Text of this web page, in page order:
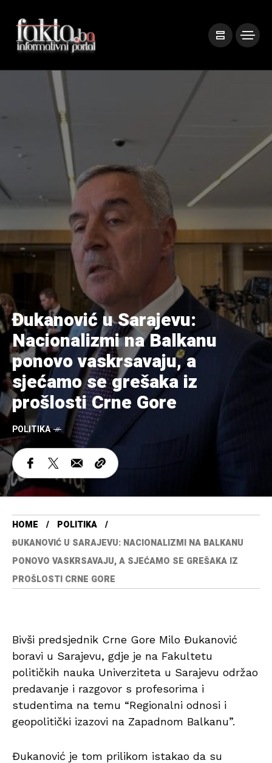
Đukanović u Sarajevu:
Nacionalizmi na Balkanu
ponovo vaskrsavaju, a
sjećamo se grešaka iz
prošlosti Crne Gore
POLITIKA
HOME
POLITIKA
ĐUKANOVIĆ U SARAJEVU: NACIONALIZMI NA BALKANU
PONOVO VASKRSAVAJU, A SJEĆAMO SE GREŠAKA IZ
PROŠLOSTI CRNE GORE
Bivši predsjednik Crne Gore Milo Đukanović
boravi u Sarajevu, gdje je na Fakultetu
političkih nauka Univerziteta u Sarajevu održao
predavanje i razgovor s profesorima i
studentima na temu “Regionalni odnosi i
geopolitički izazovi na Zapadnom Balkanu”.
Đukanović je tom prilikom istakao da su